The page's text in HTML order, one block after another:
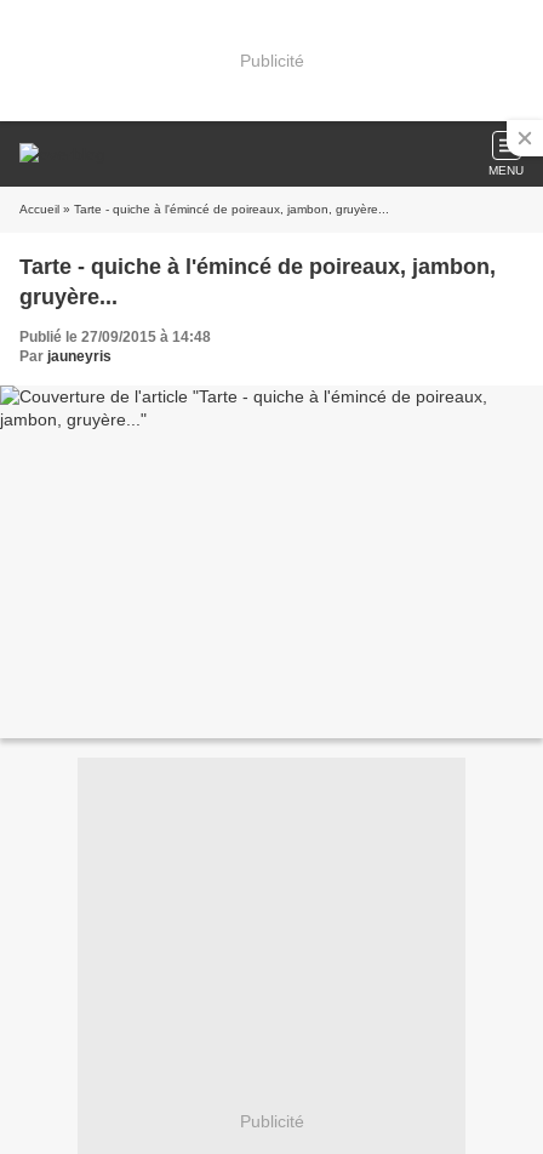
Publicité
MENU
Accueil » Tarte - quiche à l'émincé de poireaux, jambon, gruyère...
Tarte - quiche à l'émincé de poireaux, jambon,
gruyère...
Publié le 27/09/2015 à 14:48
Par jauneyris
Publicité